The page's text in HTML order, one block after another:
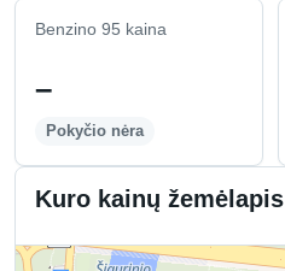
Benzino 95 kaina
–
Pokyčio nėra
Kuro kainų žemėlapis